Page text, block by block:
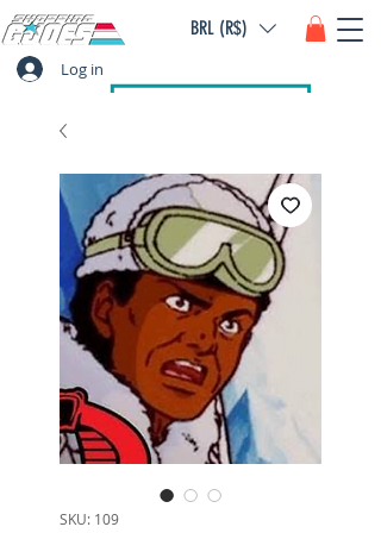
Log in
BRL (R$)
SKU: 109